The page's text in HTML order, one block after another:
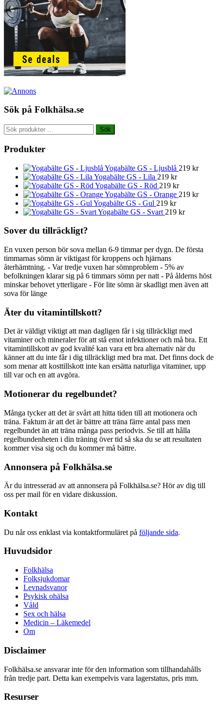
Sök på Folkhälsa.se
Sök
efter:
Sök
Produkter
Yogabälte GS - Ljusblå 219 kr
Yogabälte GS - Lila 219 kr
Yogabälte GS - Röd 219 kr
Yogabälte GS - Orange 219 kr
Yogabälte GS - Gul 219 kr
Yogabälte GS - Svart 219 kr
Sover du tillräckligt?
En vuxen person bör sova mellan 6-9 timmar per dygn. De första
timmarnas sömn är viktigast för kroppens och hjärnans
återhämtning. - Var tredje vuxen har sömnproblem - 5% av
befolkningen klarar sig på 6 timmars sömn per natt - På ålderns höst
minskar behovet ytterligare - För lite sömn är skadligt men även att
sova för länge
Äter du vitamintillskott?
Det är väldigt viktigt att man dagligen får i sig tillräckligt med
vitaminer och mineraler för att stå emot infektioner och må bra. Ett
vitamintillskott av god kvalité kan vara ett bra alternativ när du
känner att du inte får i dig tillräckligt med bra mat. Det finns dock de
som menar att kosttillskott inte kan ersätta naturliga vitaminer, upp
till var och en att avgöra.
Motionerar du regelbundet?
Många tycker att det är svårt att hitta tiden till att motionera och
träna. Faktum är att det är bättre att träna färre antal pass men
regelbundet än att träna många pass periodvis. Se till att hålla
regelbundenheten i din träning över tid så ska du se att resultaten
kommer visa sig och du kommer må bättre.
Annonsera på Folkhälsa.se
Är du intresserad av att annonsera på Folkhälsa.se? Hör av dig till
oss per mail för en vidare diskussion.
Kontakt
Du når oss enklast via kontaktformuläret på följande sida.
Huvudsidor
Folkhälsa
Folksjukdomar
Levnadsvanor
Psykisk ohälsa
Våld
Sex och hälsa
Medicin – Läkemedel
Om
Disclaimer
Folkhälsa.se ansvarar inte för den information som tillhandahålls
från tredje part. Detta kan exempelvis vara lagerstatus, pris mm.
Resurser